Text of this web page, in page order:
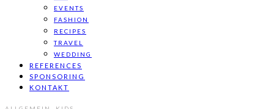
EVENTS
FASHION
RECIPES
TRAVEL
WEDDING
REFERENCES
SPONSORING
KONTAKT